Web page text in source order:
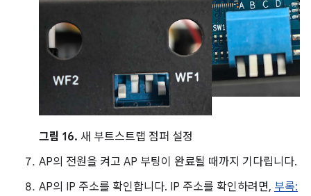
그림 16. 새 부트스트랩 점퍼 설정
AP의 전원을 켜고 AP 부팅이 완료될 때까지 기다립니다.
AP의 IP 주소를 확인합니다. IP 주소를 확인하려면, 부록: